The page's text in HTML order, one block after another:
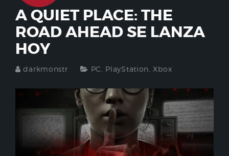
A QUIET PLACE: THE
ROAD AHEAD SE LANZA
HOY
darkmonstr PC PlayStation Xbox